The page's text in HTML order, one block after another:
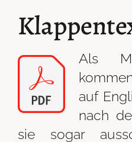
Als
auf
nach
sie sogar